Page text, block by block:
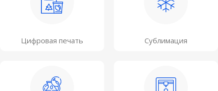
Цифровая печать Сублимация